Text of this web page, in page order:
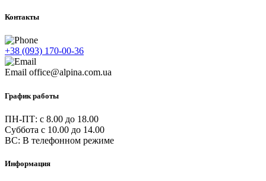
Контакты
+38 (093) 170-00-36
Email office@alpina.com.ua
График работы
ПН-ПТ: c 8.00 до 18.00
Суббота с 10.00 до 14.00
ВС: В телефонном режиме
Информация